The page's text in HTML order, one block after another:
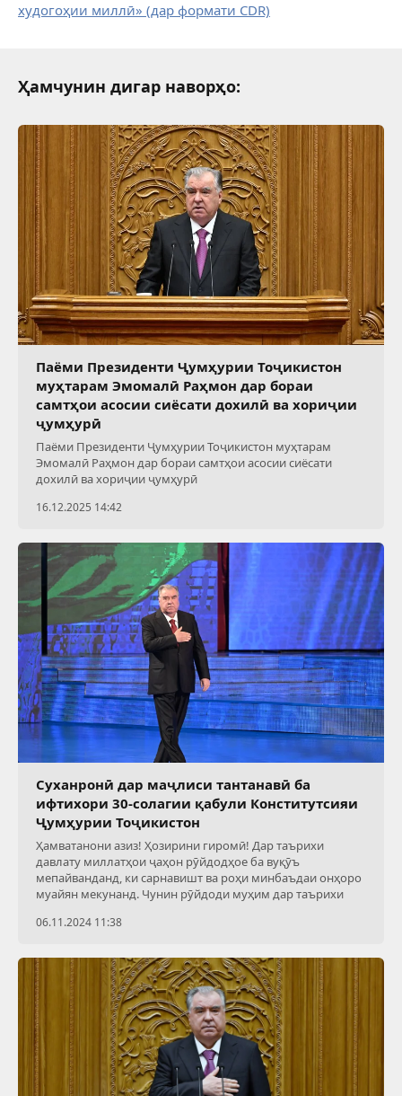
худогоҳии миллӣ» (дар формати CDR)
Ҳамчунин дигар наворҳо:
Паёми Президенти Ҷумҳурии Тоҷикистон
муҳтарам Эмомалӣ Раҳмон дар бораи
самтҳои асосии сиёсати дохилӣ ва хориҷии
ҷумҳурӣ
Паёми Президенти Ҷумҳурии Тоҷикистон муҳтарам
Эмомалӣ Раҳмон дар бораи самтҳои асосии сиёсати
дохилӣ ва хориҷии ҷумҳурӣ
16.12.2025 14:42
Суханронӣ дар маҷлиси тантанавӣ ба
ифтихори 30-солагии қабули Конститутсияи
Ҷумҳурии Тоҷикистон
Ҳамватанони азиз! Ҳозирини гиромӣ! Дар таърихи
давлату миллатҳои ҷаҳон рӯйдодҳое ба вуқӯъ
мепайванданд, ки сарнавишт ва роҳи минбаъдаи онҳоро
муайян мекунанд. Чунин рӯйдоди муҳим дар таърихи
06.11.2024 11:38